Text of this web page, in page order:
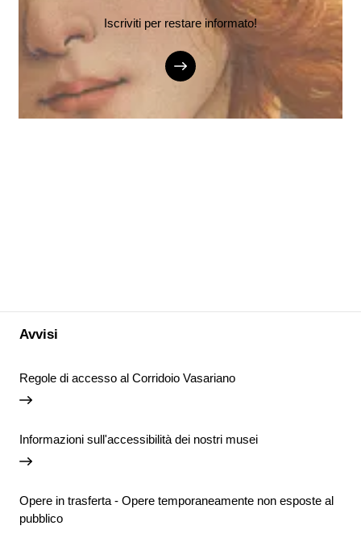
Iscriviti per restare informato!
Avvisi
Regole di accesso al Corridoio Vasariano
Informazioni sull'accessibilità dei nostri musei
Opere in trasferta - Opere temporaneamente non esposte al
pubblico